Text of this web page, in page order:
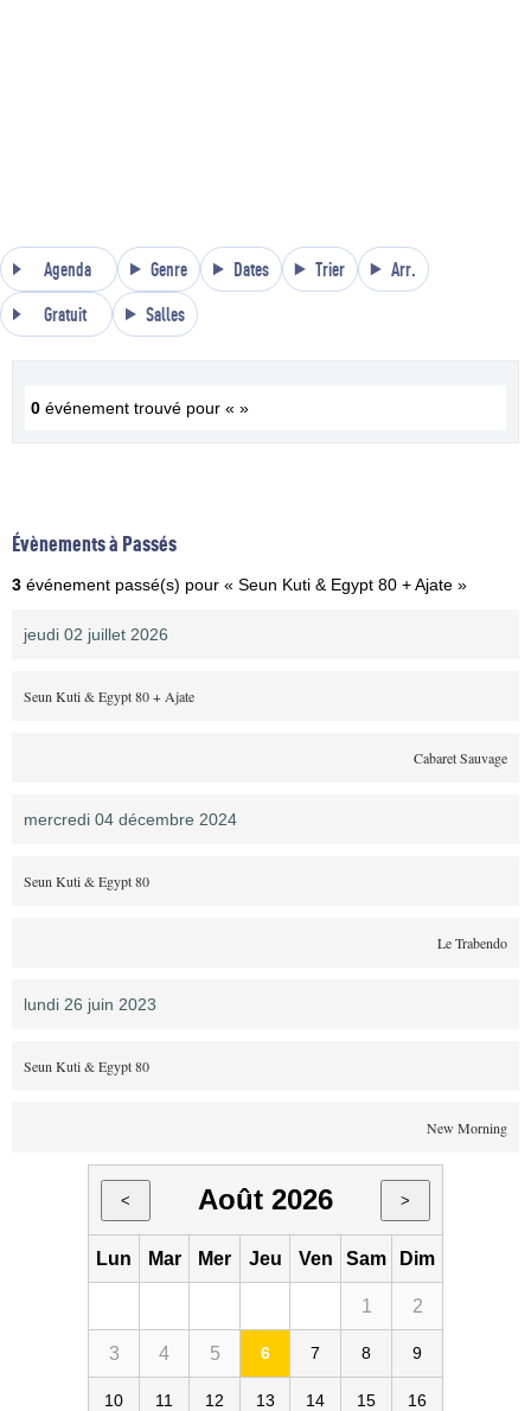
Agenda Genre Dates Trier Arr.
Gratuit Salles
0 événement trouvé pour « »
Évènements à Passés
3 événement passé(s) pour « Seun Kuti & Egypt 80 + Ajate »
jeudi 02 juillet 2026
Seun Kuti & Egypt 80 + Ajate
Cabaret Sauvage
mercredi 04 décembre 2024
Seun Kuti & Egypt 80
Le Trabendo
lundi 26 juin 2023
Seun Kuti & Egypt 80
New Morning
< Août 2026 >
Lun Mar Mer Jeu Ven Sam Dim
1 2
3 4 5 6 7 8 9
10 11 12 13 14 15 16